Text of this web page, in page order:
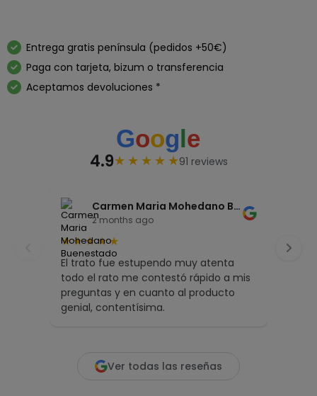
Entrega gratis península (pedidos +50€)
Paga con tarjeta, bizum o transferencia
Aceptamos devoluciones *
4.9★ ★ ★ ★ ★91 reviews
Carmen Maria Mohedano Buenestado
2 months ago
★★★★★
El trato fue estupendo muy atenta
todo el rato me contestó rápido a mis
preguntas y en cuanto al producto
genial, contentísima.
Ver todas las reseñas